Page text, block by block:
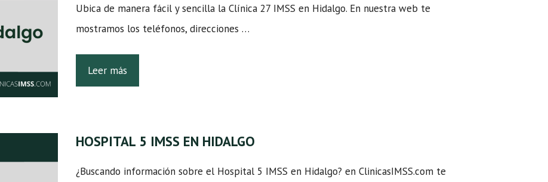
Ubica de manera fácil y sencilla la Clínica 27 IMSS en Hidalgo. En nuestra web te
mostramos los teléfonos, direcciones …
Leer más
HOSPITAL 5 IMSS EN HIDALGO
¿Buscando información sobre el Hospital 5 IMSS en Hidalgo? en ClinicasIMSS.com te